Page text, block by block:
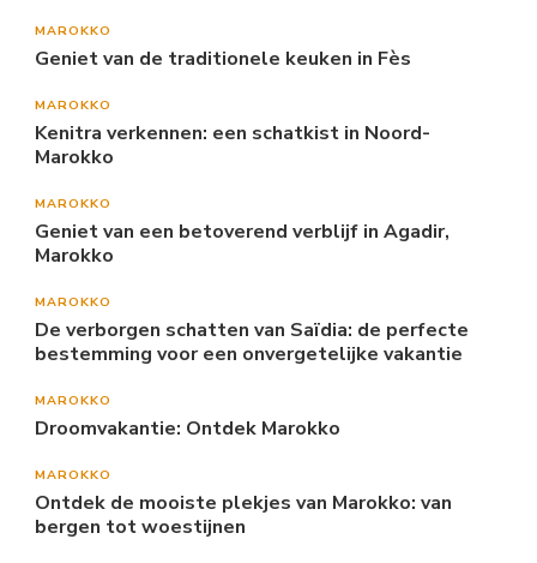
MAROKKO
Geniet van de traditionele keuken in Fès
MAROKKO
Kenitra verkennen: een schatkist in Noord-
Marokko
MAROKKO
Geniet van een betoverend verblijf in Agadir,
Marokko
MAROKKO
De verborgen schatten van Saïdia: de perfecte
bestemming voor een onvergetelijke vakantie
MAROKKO
Droomvakantie: Ontdek Marokko
MAROKKO
Ontdek de mooiste plekjes van Marokko: van
bergen tot woestijnen